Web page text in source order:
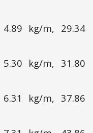
4.89 kg/m, 29.34
5.30 kg/m, 31.80
6.31 kg/m, 37.86